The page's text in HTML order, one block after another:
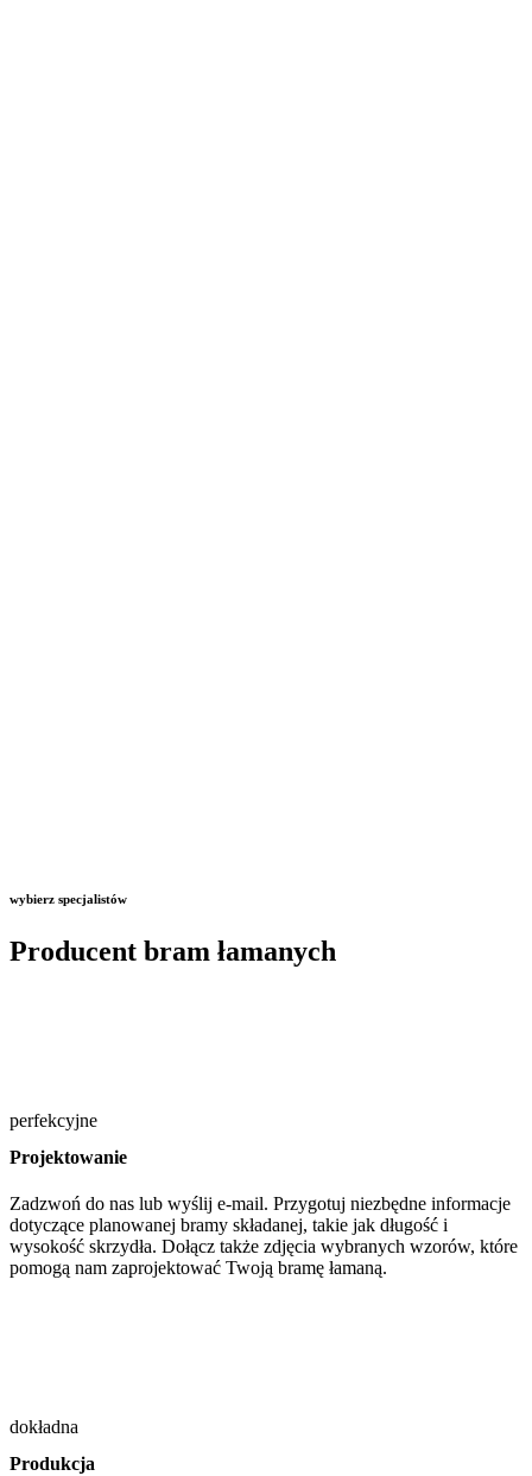
wybierz specjalistów
Producent bram łamanych
perfekcyjne
Projektowanie
Zadzwoń do nas lub wyślij e-mail. Przygotuj niezbędne informacje
dotyczące planowanej bramy składanej, takie jak długość i
wysokość skrzydła. Dołącz także zdjęcia wybranych wzorów, które
pomogą nam zaprojektować Twoją bramę łamaną.
dokładna
Produkcja